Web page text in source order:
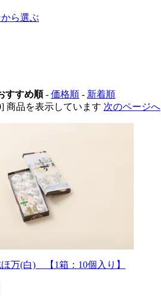
ら選ぶ
すすめ順- 価格順 - 新着順
商品を表示しています 次のページへ
万(白) 【1箱：10個入り】